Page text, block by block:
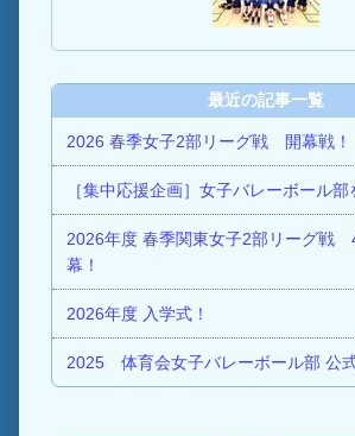
最近の記事一覧
2026 春季女子2部リーグ戦 開幕戦！
［集中応援企画］女子バレーボール部
2026年度 春季関東女子2部リーグ戦
幕！
2026年度 入学式！
2025 体育会女子バレーボール部 公